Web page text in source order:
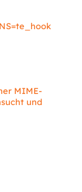
MIME-
und